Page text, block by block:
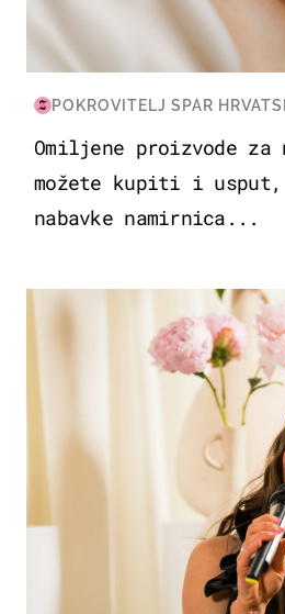
POKROVITELJ SPAR
Omiljene proizvode za
možete kupiti i
nabavke namirnica...
MODA & LJEPOTA